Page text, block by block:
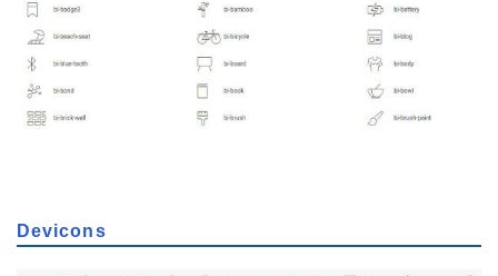
Devicons